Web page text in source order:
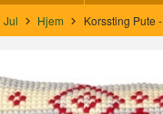
Jul Hjem Korssting Pute